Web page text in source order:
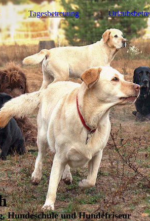
Tagesbetreuung
Hundeschule und Hundefriseur